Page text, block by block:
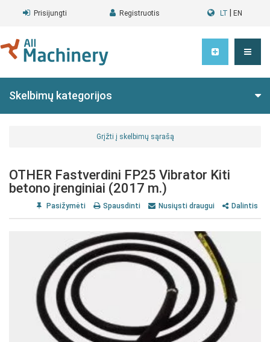
Prisijungti Registruotis LT EN
Skelbimų kategorijos
Grįžti į skelbimų sąrašą
OTHER Fastverdini FP25 Vibrator Kiti
betono įrenginiai (2017 m.)
Pasižymėti Spausdinti Nusiųsti draugui Dalintis